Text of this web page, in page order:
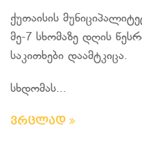
ქუთაისის
მე-7 სხომაზე დღის
საკითხები დაამტკიცა.
სხდომას...
ვრცლად